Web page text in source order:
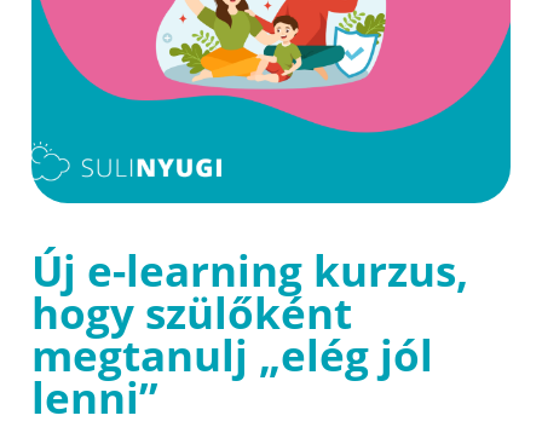
Új e-learning kurzus,
hogy szülőként
megtanulj „elég jól
lenni”